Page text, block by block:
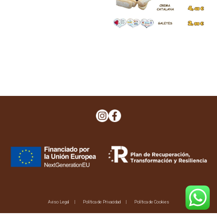
entradas
Aviso Legal Política de Privacidad Política de Cookies